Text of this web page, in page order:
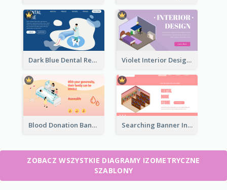
Dark Blue Dental Registration Page With Isometric Graphics Violet Interior Design Banner With Isometric Diagram
Blood Donation Banner With Isometric Diagram Searching Banner In Book Store Website
ZOBACZ WSZYSTKIE DIAGRAMY IZOMETRYCZNE
SZABLONY